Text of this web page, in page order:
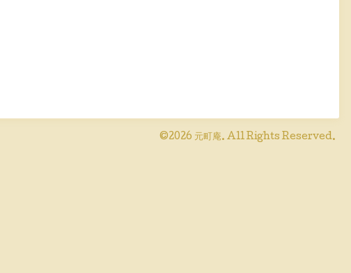
©2026 元町庵. All Rights Reserved.